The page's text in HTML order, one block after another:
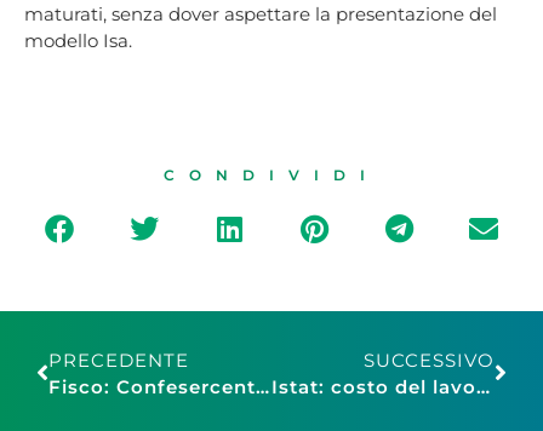
maturati, senza dover aspettare la presentazione del
modello Isa.
CONDIVIDI
PRECEDENTE
Fisco: Confesercenti, no a ‘tassa’ sui contanti, sarebbe stangata su consumi e problema per i più anziani
SUCCESSIVO
Istat: costo del lavoro, nel secondo trimestre +2,4% su anno